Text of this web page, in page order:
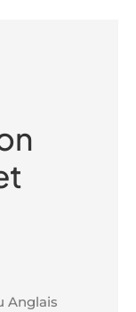
Anglais